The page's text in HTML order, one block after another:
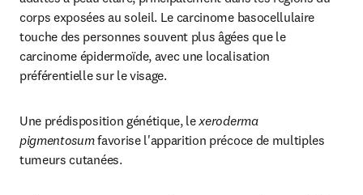
corps exposées au soleil. Le carcinome basocellulaire
touche des personnes souvent plus âgées que le
carcinome épidermoïde, avec une localisation
préférentielle sur le visage.
Une prédisposition génétique, le xeroderma
pigmentosum favorise l'apparition précoce de multiples
tumeurs cutanées.